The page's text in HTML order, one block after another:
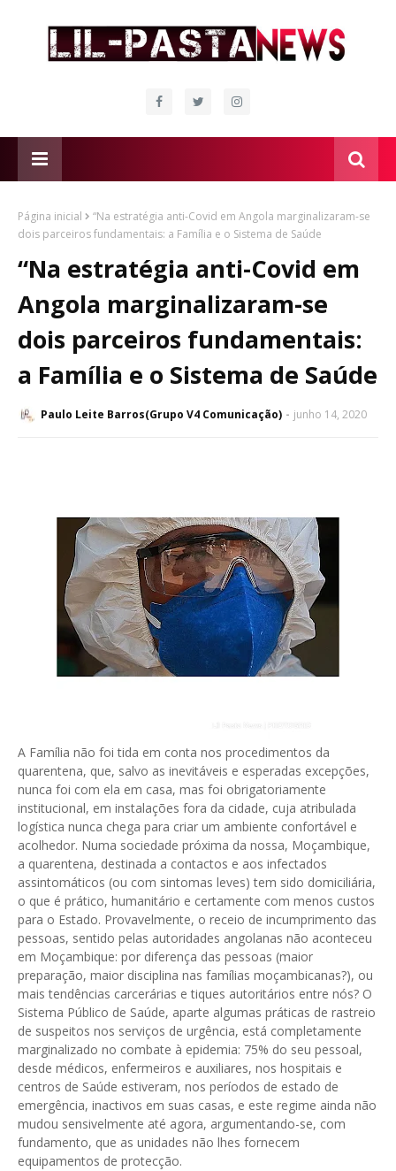
Página inicial
“Na estratégia anti-Covid em Angola marginalizaram-se
dois parceiros fundamentais: a Família e o Sistema de Saúde
“Na estratégia anti-Covid em
Angola marginalizaram-se
dois parceiros fundamentais:
a Família e o Sistema de Saúde
Paulo Leite Barros(Grupo V4 Comunicação) junho 14, 2020
A Família não foi tida em conta nos procedimentos da
quarentena, que, salvo as inevitáveis e esperadas excepções,
nunca foi com ela em casa, mas foi obrigatoriamente
institucional, em instalações fora da cidade, cuja atribulada
logística nunca chega para criar um ambiente confortável e
acolhedor. Numa sociedade próxima da nossa, Moçambique,
a quarentena, destinada a contactos e aos infectados
assintomáticos (ou com sintomas leves) tem sido domiciliária,
o que é prático, humanitário e certamente com menos custos
para o Estado. Provavelmente, o receio de incumprimento das
pessoas, sentido pelas autoridades angolanas não aconteceu
em Moçambique: por diferença das pessoas (maior
preparação, maior disciplina nas famílias moçambicanas?), ou
mais tendências carcerárias e tiques autoritários entre nós? O
Sistema Público de Saúde, aparte algumas práticas de rastreio
de suspeitos nos serviços de urgência, está completamente
marginalizado no combate à epidemia: 75% do seu pessoal,
desde médicos, enfermeiros e auxiliares, nos hospitais e
centros de Saúde estiveram, nos períodos de estado de
emergência, inactivos em suas casas, e este regime ainda não
mudou sensivelmente até agora, argumentando-se, com
fundamento, que as unidades não lhes fornecem
equipamentos de protecção.